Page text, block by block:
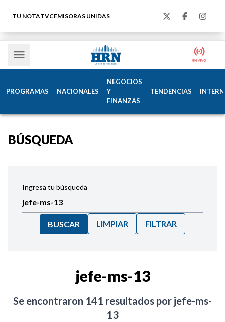
TU NOTATVCEMISORAS UNIDAS
PROGRAMAS NACIONALES
NEGOCIOS
Y
FINANZAS
TENDENCIAS
BÚSQUEDA
Ingresa tu búsqueda
BUSCAR LIMPIAR FILTRAR
jefe-ms-13
Se encontraron 141 resultados por jefe-ms-
13